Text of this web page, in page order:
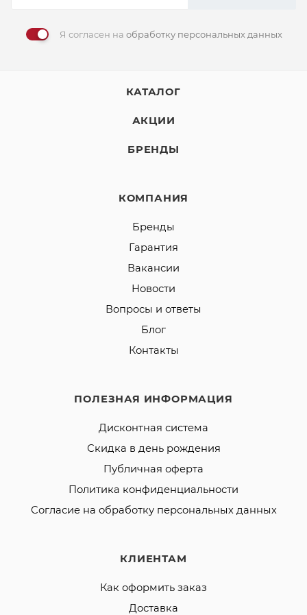
Я согласен на обработку персональных данных
КАТАЛОГ
АКЦИИ
БРЕНДЫ
КОМПАНИЯ
Бренды
Гарантия
Вакансии
Новости
Вопросы и ответы
Блог
Контакты
ПОЛЕЗНАЯ ИНФОРМАЦИЯ
Дисконтная система
Скидка в день рождения
Публичная оферта
Политика конфиденциальности
Согласие на обработку персональных данных
КЛИЕНТАМ
Как оформить заказ
Доставка